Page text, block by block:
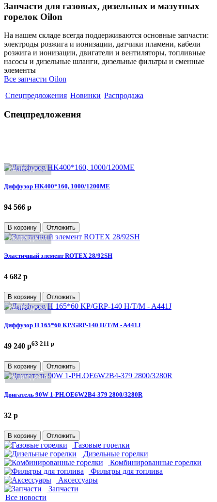
Запчасти для газовых, дизельных и мазутных
горелок Oilon
На нашем складе всегда поддерживаются основные запчасти:
электроды розжига и ионизации, датчики пламени, кабели
розжига и ионизации, двигатели и вентиляторы, топливные
насосы и дизельные шланги, дизельные фильтры и сменные
элементы
Все запчасти Oilon
Спецпредложения Новинки Распродажа
Спецпредложения
РАСПРОДАЖА
Диффузор HK400*160, 1000/1200ME
94 566 p
В корзину Отложить
РАСПРОДАЖА
Эластичный элемент ROTEX 28/92SH
4 682 p
В корзину Отложить
РАСПРОДАЖА
Диффузор H 165*60 KP/GRP-140 H/T/M - A441J
49 240 p63 211 p
В корзину Отложить
РАСПРОДАЖА
Двигатель 90W 1-PH.OE6W2B4-379 2800/3280R
32 p
В корзину Отложить
Газовые горелки
Дизельные горелки
Комбинированные горелки
Фильтры для топлива
Аксессуары
Запчасти
Все новости